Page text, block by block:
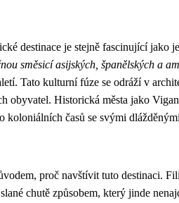
destinace je stejně fascinující jako
směsicí asijských, španělských a
Tato kulturní fúze se odráží v
obyvatel. Historická města jako
koloniálních časů se svými
proč navštívit tuto destinaci.
chutě způsobem, který jinde